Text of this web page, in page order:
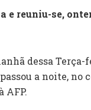
e reuniu-se,
dessa
a noite, no
AFP.